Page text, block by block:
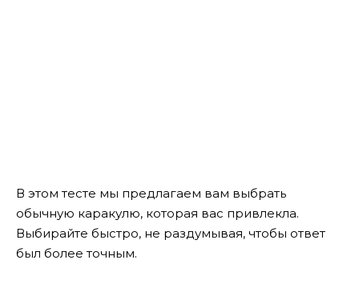
В этом тесте мы предлагаем вам выбрать
обычную каракулю, которая вас привлекла.
Выбирайте быстро, не раздумывая, чтобы ответ
был более точным.